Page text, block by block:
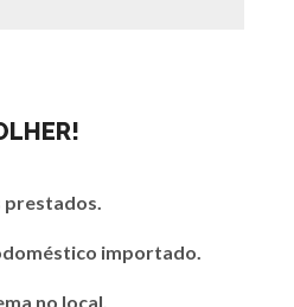
importado.
no local.